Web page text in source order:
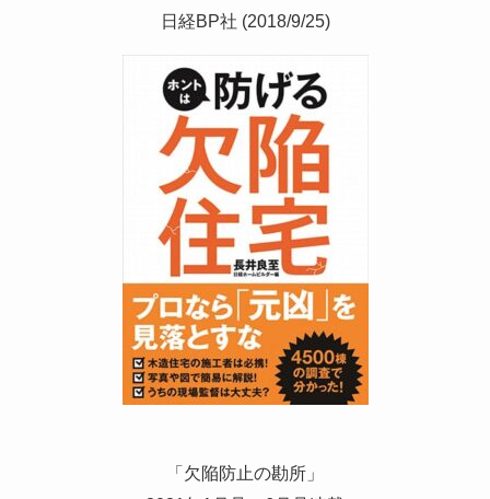
日経BP社 (2018/9/25)
「欠陥防止の勘所」